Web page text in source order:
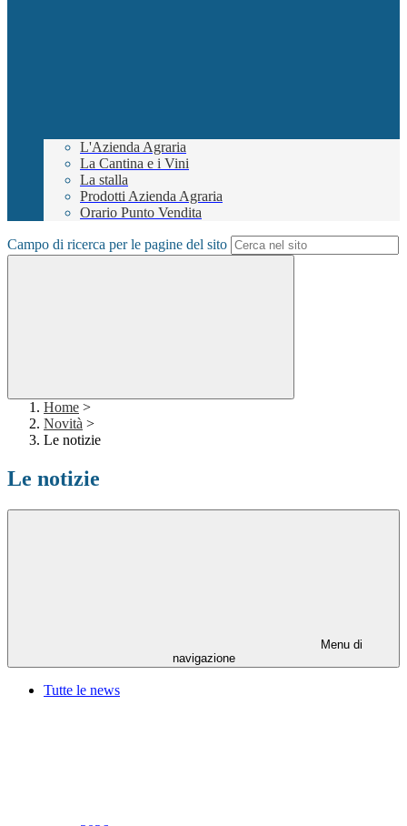
L'Azienda Agraria
La Cantina e i Vini
La stalla
Prodotti Azienda Agraria
Orario Punto Vendita
Campo di ricerca per le pagine del sito
Home >
Novità >
Le notizie
Le notizie
Menu di
navigazione
Tutte le news